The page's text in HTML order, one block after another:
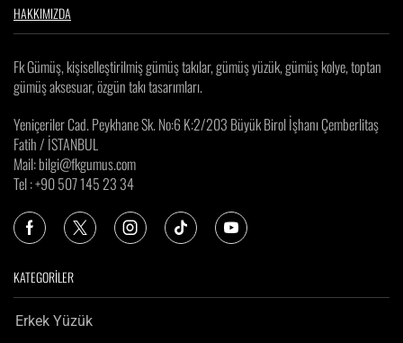
HAKKIMIZDA
Fk Gümüş, kişiselleştirilmiş gümüş takılar, gümüş yüzük, gümüş kolye, toptan
gümüş aksesuar, özgün takı tasarımları.
Yeniçeriler Cad. Peykhane Sk. No:6 K:2/203 Büyük Birol İşhanı Çemberlitaş
Fatih / İSTANBUL
Mail: bilgi@fkgumus.com
Tel : +90 507 145 23 34
KATEGORİLER
Erkek Yüzük